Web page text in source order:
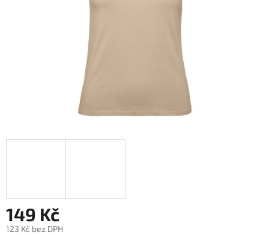
149 Kč
123 Kč bez DPH